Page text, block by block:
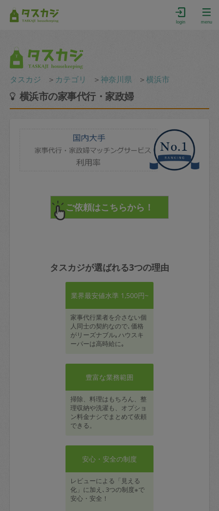
login menu
タスカジ ＞ カテゴリ ＞神奈川県 ＞横浜市
横浜市の家事代行・家政婦
タスカジが選ばれる3つの理由
業界最安値水準 1,500円~
家事代行業者を介さない個
人同士の契約なので､価格
がリーズナブル｡ハウスキ
ーパーは高時給に｡
豊富な業務範囲
掃除、料理はもちろん、整
理収納や洗濯も、オプショ
ン料金ナシでまとめて依頼
できる。
安心・安全の制度
レビューによる「見える
化」に加え､3つの制度※で
安心・安全！